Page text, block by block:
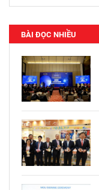
BÀI ĐỌC NHIỀU